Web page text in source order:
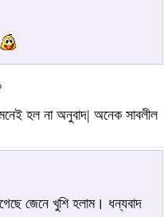
হল না অনুবাদ| অনেক সাবলীল
জেনে খুশি হলাম। ধন্যবাদ